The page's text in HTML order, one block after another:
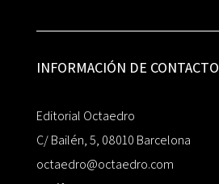
INFORMACIÓN DE CONTACTO
Editorial Octaedro
C/ Bailén, 5, 08010 Barcelona
octaedro@octaedro.com